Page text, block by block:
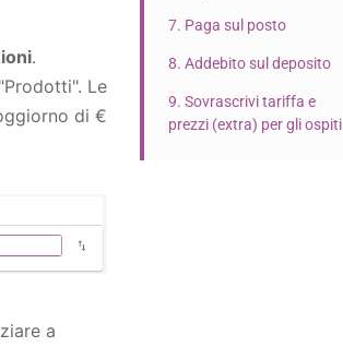
.
Le
di €
a
7. Paga sul posto
8. Addebito sul deposito
9. Sovrascrivi tariffa e
prezzi (extra) per gli ospiti